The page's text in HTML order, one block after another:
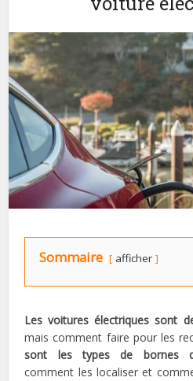
Sommaire afficher
Les voitures électriques sont
mais comment faire pour les
sont les types de bornes
comment les localiser et